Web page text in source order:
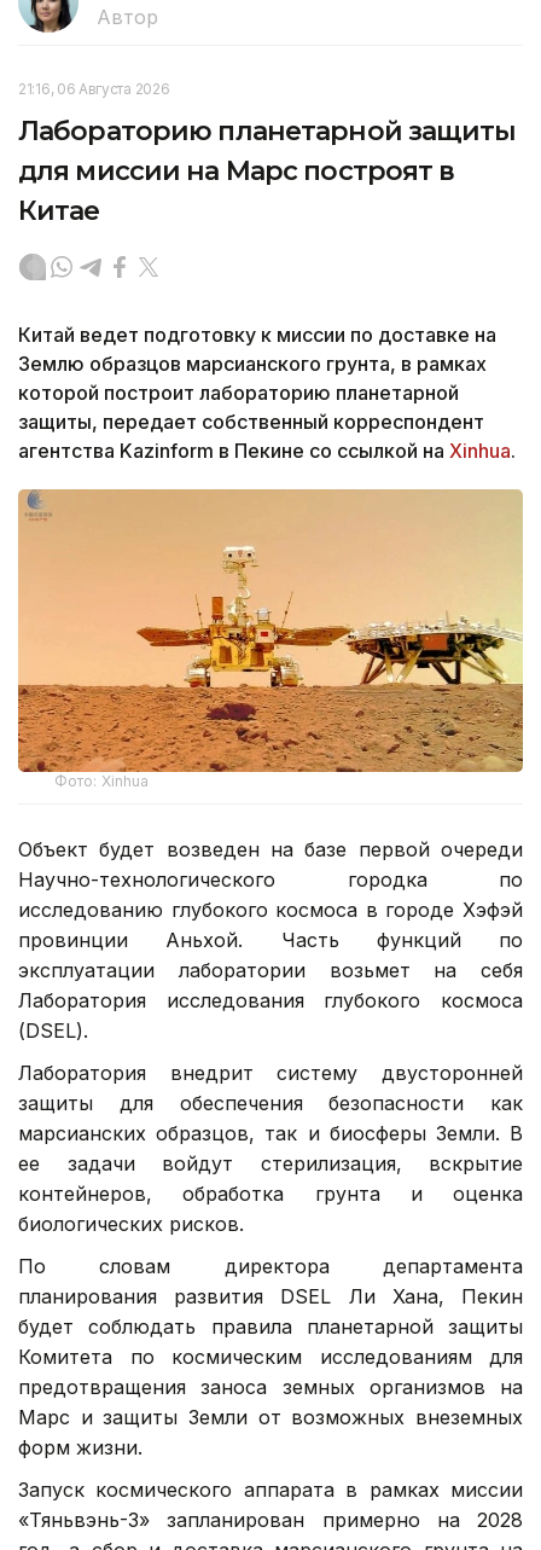
Автор
21:16, 06 Августа 2026
Лабораторию планетарной защиты
для миссии на Марс построят в
Китае
Китай ведет подготовку к миссии по доставке на
Землю образцов марсианского грунта, в рамках
которой построит лабораторию планетарной
защиты, передает собственный корреспондент
агентства Kazinform в Пекине со ссылкой на Xinhua.
Фото: Xinhua
Объект будет возведен на базе первой очереди
Научно-технологического городка по
исследованию глубокого космоса в городе Хэфэй
провинции Аньхой. Часть функций по
эксплуатации лаборатории возьмет на себя
Лаборатория исследования глубокого космоса
(DSEL).
Лаборатория внедрит систему двусторонней
защиты для обеспечения безопасности как
марсианских образцов, так и биосферы Земли. В
ее задачи войдут стерилизация, вскрытие
контейнеров, обработка грунта и оценка
биологических рисков.
По словам директора департамента
планирования развития DSEL Ли Хана, Пекин
будет соблюдать правила планетарной защиты
Комитета по космическим исследованиям для
предотвращения заноса земных организмов на
Марс и защиты Земли от возможных внеземных
форм жизни.
Запуск космического аппарата в рамках миссии
«Тяньвэнь-3» запланирован примерно на 2028